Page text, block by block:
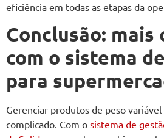
eficiência em todas as etapas da
Conclusão:
com o sistema
para
Gerenciar produtos de peso
complicado. Com o sistema de